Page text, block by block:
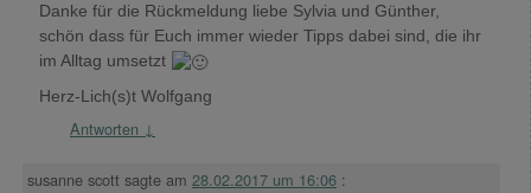
Danke für die Rückmeldung liebe Sylvia und Günther,
schön dass für Euch immer wieder Tipps dabei sind, die ihr
im Alltag umsetzt
Herz-Lich(s)t Wolfgang
Antworten ↓
susanne scott sagte am 28.02.2017 um 16:06 :